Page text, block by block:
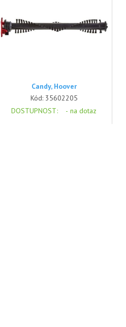
Candy, Hoover
Kód: 35602205
DOSTUPNOST: - na dotaz